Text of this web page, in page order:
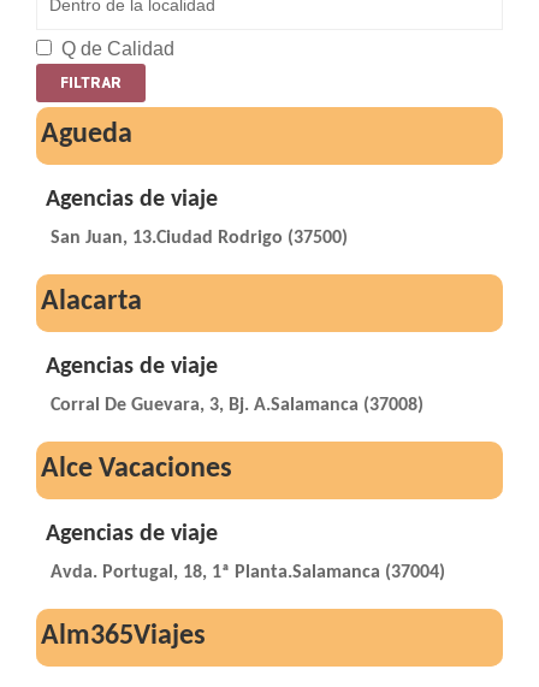
Q de Calidad
Agueda
Agencias de viaje
San Juan, 13.Ciudad Rodrigo (37500)
Alacarta
Agencias de viaje
Corral De Guevara, 3, Bj. A.Salamanca (37008)
Alce Vacaciones
Agencias de viaje
Avda. Portugal, 18, 1ª Planta.Salamanca (37004)
Alm365Viajes